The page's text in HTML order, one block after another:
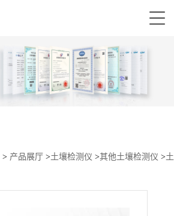
> 产品展厅 >土壤检测仪 >其他土壤检测仪 >土